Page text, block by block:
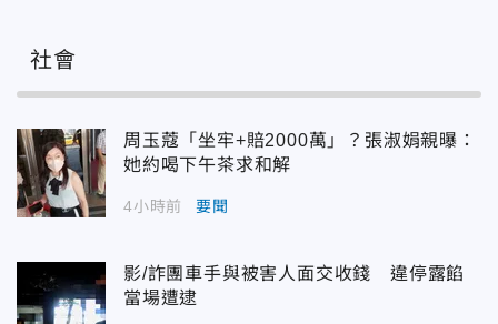
社會
周玉蔻「坐牢+賠2000萬」？張淑娟親曝：
她約喝下午茶求和解
4小時前 要聞
影/詐團車手與被害人面交收錢 違停露餡
當場遭逮